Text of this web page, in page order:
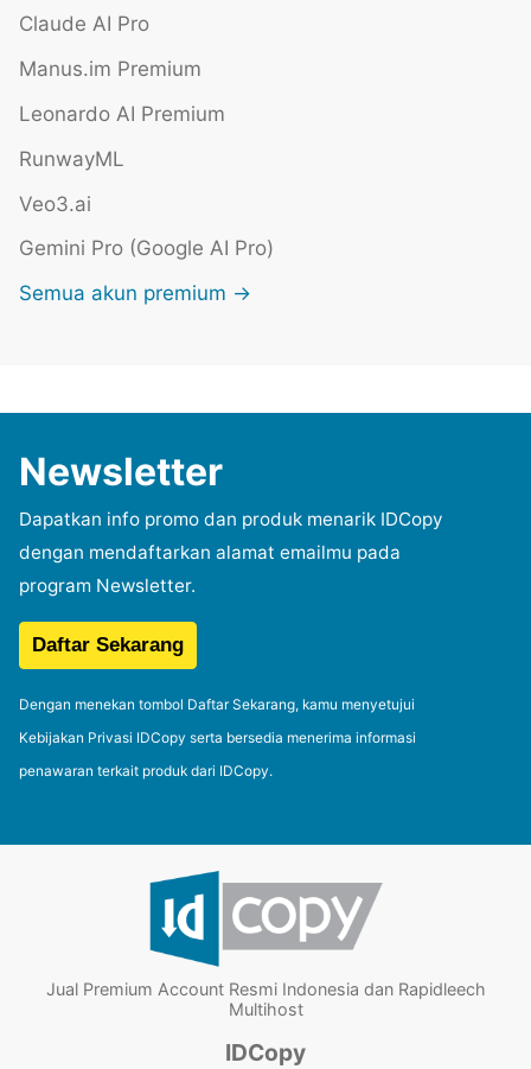
Claude AI Pro
Manus.im Premium
Leonardo AI Premium
RunwayML
Veo3.ai
Gemini Pro (Google AI Pro)
Semua akun premium →
Newsletter
Dapatkan info promo dan produk menarik IDCopy
dengan mendaftarkan alamat emailmu pada
program Newsletter.
Dengan menekan tombol Daftar Sekarang, kamu menyetujui
Kebijakan Privasi IDCopy serta bersedia menerima informasi
penawaran terkait produk dari IDCopy.
Jual Premium Account Resmi Indonesia dan Rapidleech
Multihost
IDCopy